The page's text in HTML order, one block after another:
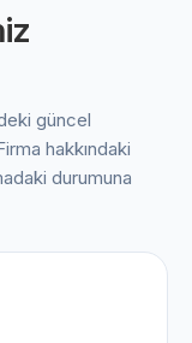
güncel
hakkındaki
durumuna